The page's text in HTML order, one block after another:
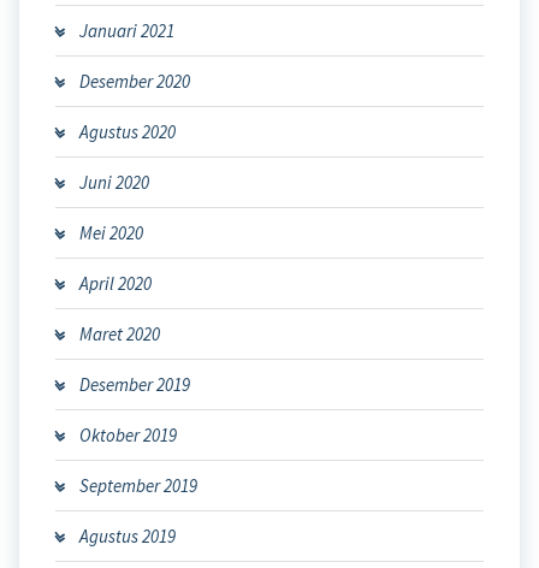
Januari 2021
Desember 2020
Agustus 2020
Juni 2020
Mei 2020
April 2020
Maret 2020
Desember 2019
Oktober 2019
September 2019
Agustus 2019